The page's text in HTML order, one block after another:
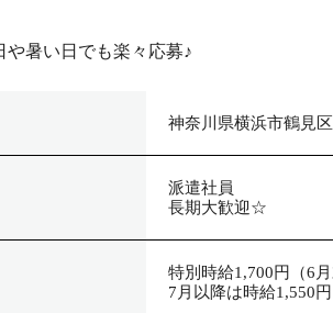
暑い日でも楽々応募♪
神奈川県横浜市鶴見
派遣社員
長期大歓迎☆
特別時給1,700円（6
7月以降は時給1,550円